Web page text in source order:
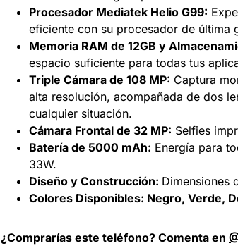
Procesador Mediatek Helio G99:
eficiente con su procesador de última
Memoria RAM de 12GB y
espacio suficiente para todas tus
Triple Cámara de 108 MP: Captura
alta resolución, acompañada de dos
cualquier situación.
Cámara Frontal de 32 MP: Selfies
Batería de 5000 mAh: Energía para
33W.
Diseño y Construcción: Dimensiones
Colores Disponibles: Negro, Verde,
¿Comprarías este teléfono? Comenta en